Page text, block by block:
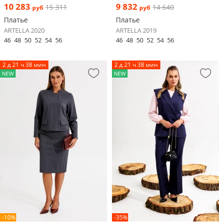
10 283 руб 15 311
Платье
ARTELLA 2020
46 48 50 52 54 56
9 832 руб 14 640
Платье
ARTELLA 2019
46 48 50 52 54 56
2 д 21 ч 38 мин
NEW
-10%
2 д 21 ч 38 мин
NEW
-35%